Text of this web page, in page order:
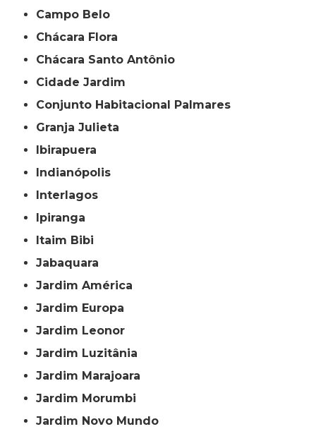
Campo Belo
Chácara Flora
Chácara Santo Antônio
Cidade Jardim
Conjunto Habitacional Palmares
Granja Julieta
Ibirapuera
Indianópolis
Interlagos
Ipiranga
Itaim Bibi
Jabaquara
Jardim América
Jardim Europa
Jardim Leonor
Jardim Luzitânia
Jardim Marajoara
Jardim Morumbi
Jardim Novo Mundo